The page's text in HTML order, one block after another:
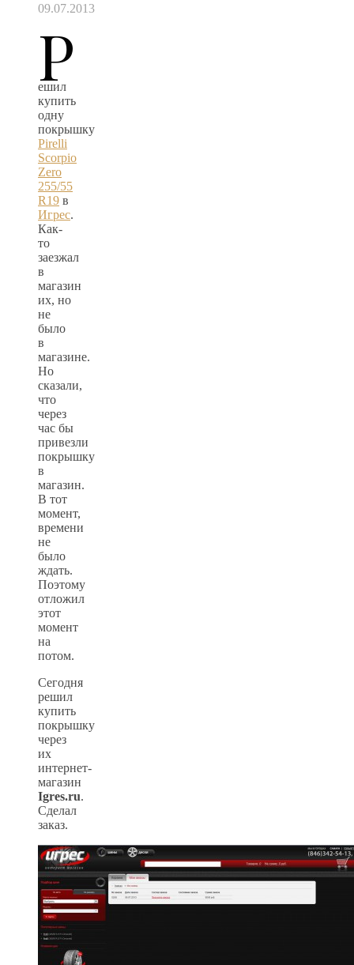
09.07.2013
Р
ешил
купить
одну
покрышку
Pirelli
Scorpio
Zero
255/55
R19 в
Игрес.
Как-
то
заезжал
в
магазин
их, но
не
было
в
магазине.
Но
сказали,
что
через
час бы
привезли
покрышку
в
магазин.
В тот
момент,
времени
не
было
ждать.
Поэтому
отложил
этот
момент
на
потом.
Сегодня
решил
купить
покрышку
через
их
интернет-
магазин
Igres.ru.
Сделал
заказ.